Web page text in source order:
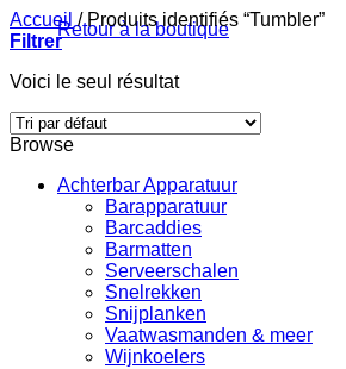
Retour à la boutique
Accueil /Produits identifiés “Tumbler”
Filtrer
Voici le seul résultat
Browse
Achterbar Apparatuur
Barapparatuur
Barcaddies
Barmatten
Serveerschalen
Snelrekken
Snijplanken
Vaatwasmanden & meer
Wijnkoelers